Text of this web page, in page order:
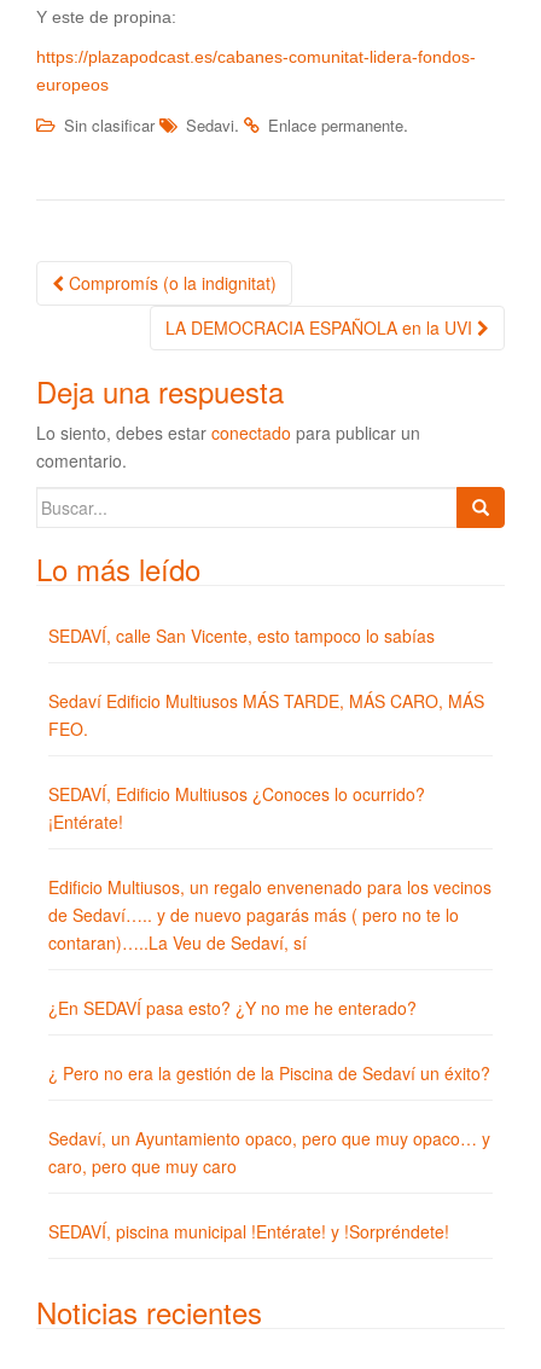
Y este de propina:
https://plazapodcast.es/cabanes-comunitat-lidera-fondos-
europeos
Sin clasificar Sedavi. Enlace permanente.
Navegación de la entrada
Compromís (o la indignitat)
LA DEMOCRACIA ESPAÑOLA en la UVI
Deja una respuesta
Lo siento, debes estar conectado para publicar un
comentario.
Buscar:
Lo más leído
SEDAVÍ, calle San Vicente, esto tampoco lo sabías
Sedaví Edificio Multiusos MÁS TARDE, MÁS CARO, MÁS
FEO.
SEDAVÍ, Edificio Multiusos ¿Conoces lo ocurrido?
¡Entérate!
Edificio Multiusos, un regalo envenenado para los vecinos
de Sedaví….. y de nuevo pagarás más ( pero no te lo
contaran)…..La Veu de Sedaví, sí
¿En SEDAVÍ pasa esto? ¿Y no me he enterado?
¿ Pero no era la gestión de la Piscina de Sedaví un éxito?
Sedaví, un Ayuntamiento opaco, pero que muy opaco… y
caro, pero que muy caro
SEDAVÍ, piscina municipal !Entérate! y !Sorpréndete!
Noticias recientes